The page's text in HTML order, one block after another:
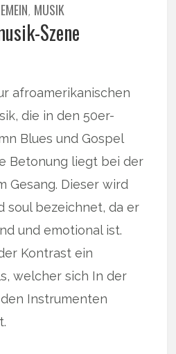
, MUSIK
Szene
afroamerikanischen
die in den 50er-
Blues und Gospel
Betonung liegt bei der
Gesang. Dieser wird
soul bezeichnet, da er
und emotional ist.
Kontrast ein
welcher sich In der
Instrumenten